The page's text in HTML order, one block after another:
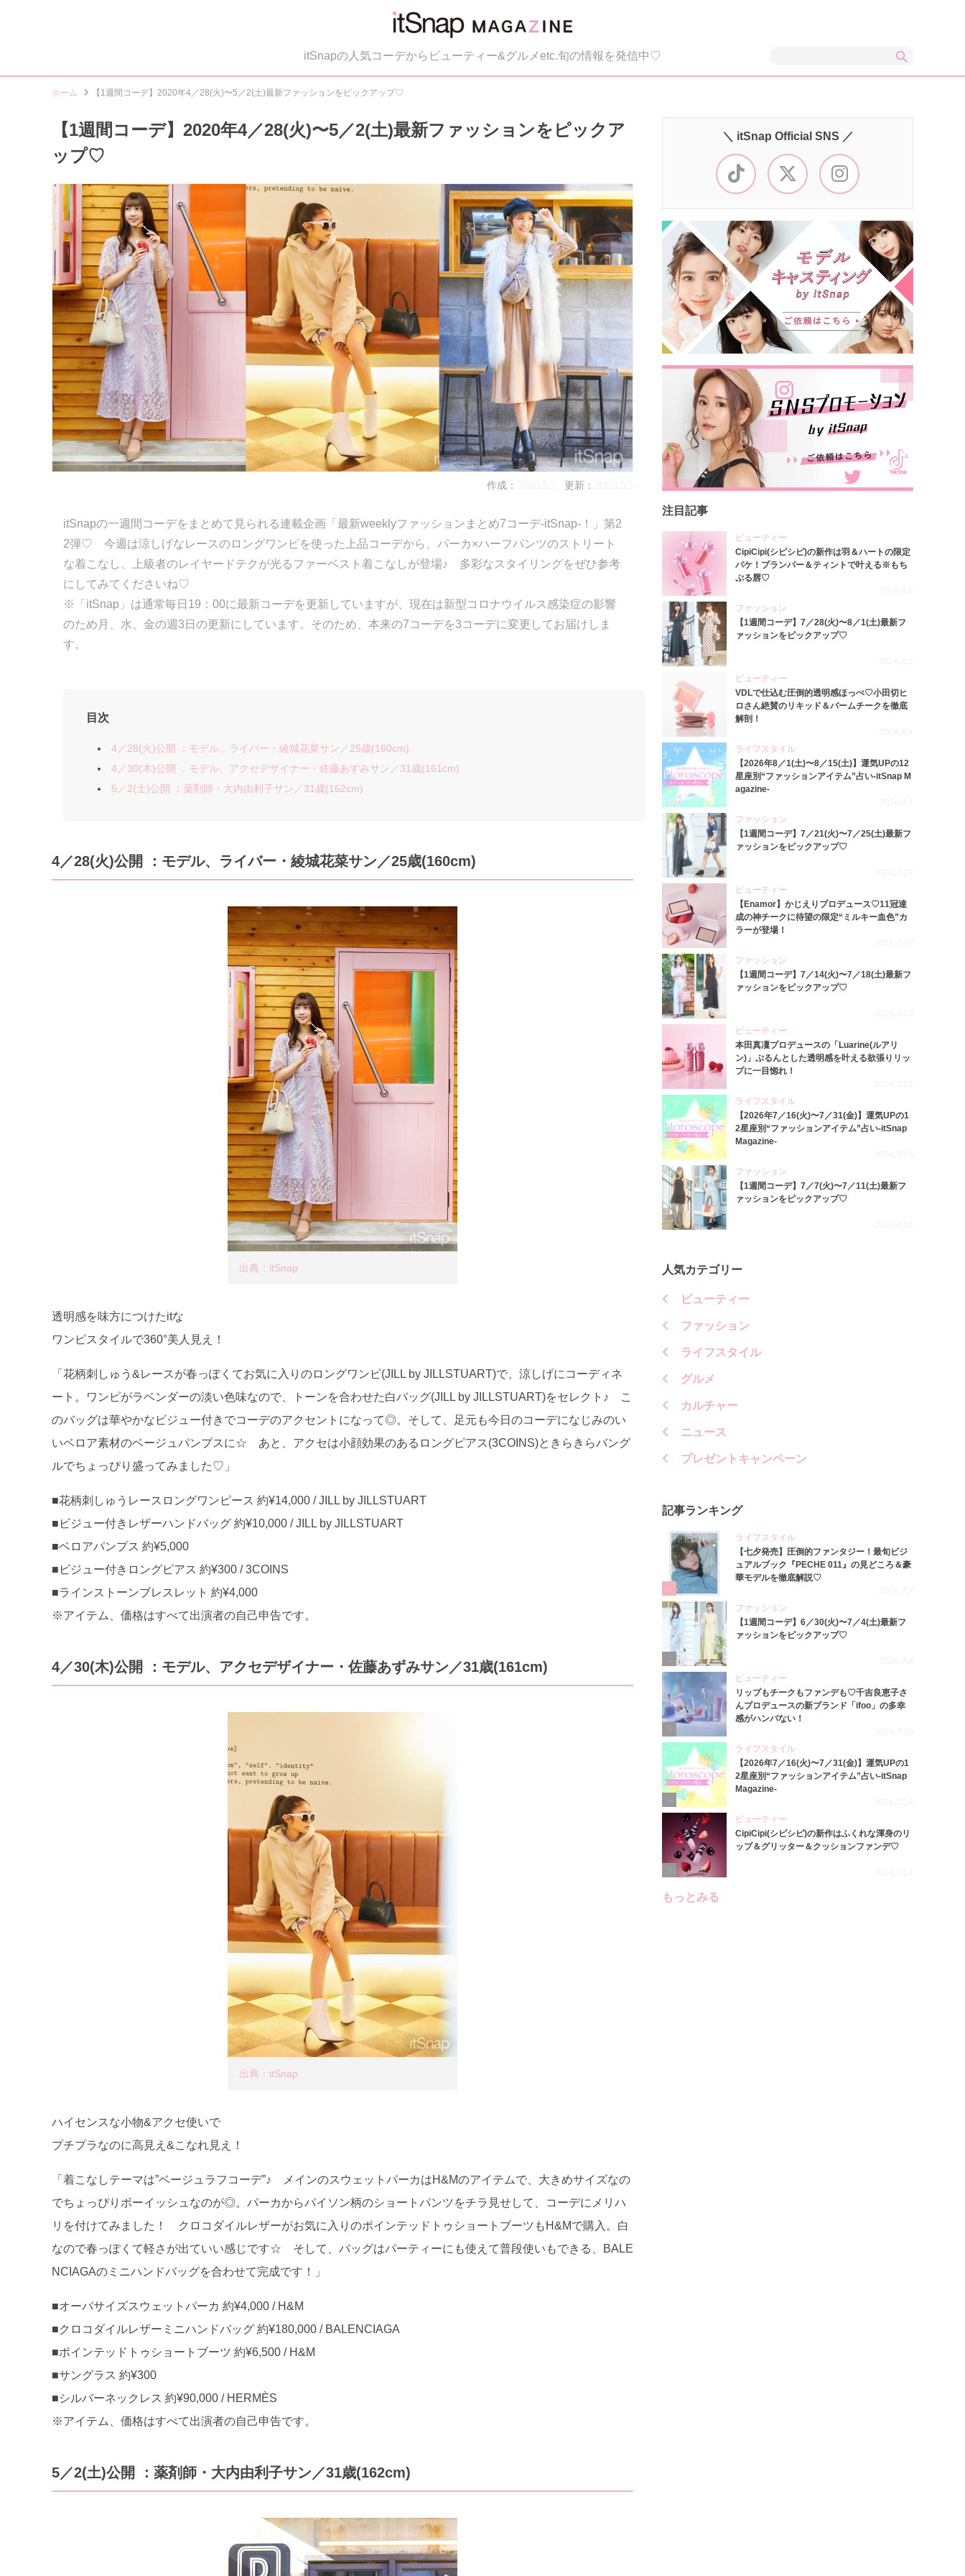
itSnapの人気コーデからビューティー&グルメetc.旬の情報を発信中♡
ホーム 【1週間コーデ】2020年4／28(火)〜5／2(土)最新ファッションをピックアップ♡
【1週間コーデ】2020年4／28(火)〜5／2(土)最新ファッションをピックア
ップ♡
作成：2020.5.5 更新：2020.5.5
itSnapの一週間コーデをまとめて見られる連載企画「最新weeklyファッションまとめ7コーデ-itSnap-！」第2
2弾♡ 今週は涼しげなレースのロングワンピを使った上品コーデから、パーカ×ハーフパンツのストリート
な着こなし、上級者のレイヤードテクが光るファーベスト着こなしが登場♪ 多彩なスタイリングをぜひ参考
にしてみてくださいね♡
※「itSnap」は通常毎日19：00に最新コーデを更新していますが、現在は新型コロナウイルス感染症の影響
のため月、水、金の週3日の更新にしています。そのため、本来の7コーデを3コーデに変更してお届けしま
す。
目次
4／28(火)公開 ：モデル、ライバー・綾城花菜サン／25歳(160cm)
4／30(木)公開 ：モデル、アクセデザイナー・佐藤あずみサン／31歳(161cm)
5／2(土)公開 ：薬剤師・大内由利子サン／31歳(162cm)
4／28(火)公開 ：モデル、ライバー・綾城花菜サン／25歳(160cm)
出典：itSnap
透明感を味方につけたitな
ワンピスタイルで360°美人見え！
「花柄刺しゅう&レースが春っぽくてお気に入りのロングワンピ(JILL by JILLSTUART)で、涼しげにコーディネ
ート。ワンピがラベンダーの淡い色味なので、トーンを合わせた白バッグ(JILL by JILLSTUART)をセレクト♪ こ
のバッグは華やかなビジュー付きでコーデのアクセントになって◎。そして、足元も今日のコーデになじみのい
いベロア素材のベージュパンプスに☆ あと、アクセは小顔効果のあるロングピアス(3COINS)ときらきらバング
ルでちょっぴり盛ってみました♡」
■花柄刺しゅうレースロングワンピース 約¥14,000 / JILL by JILLSTUART
■ビジュー付きレザーハンドバッグ 約¥10,000 / JILL by JILLSTUART
■ベロアパンプス 約¥5,000
■ビジュー付きロングピアス 約¥300 / 3COINS
■ラインストーンブレスレット 約¥4,000
※アイテム、価格はすべて出演者の自己申告です。
4／30(木)公開 ：モデル、アクセデザイナー・佐藤あずみサン／31歳(161cm)
出典：itSnap
ハイセンスな小物&アクセ使いで
プチプラなのに高見え&こなれ見え！
「着こなしテーマは”ベージュラフコーデ”♪ メインのスウェットパーカはH&Mのアイテムで、大きめサイズなの
でちょっぴりボーイッシュなのが◎。パーカからパイソン柄のショートパンツをチラ見せして、コーデにメリハ
リを付けてみました！ クロコダイルレザーがお気に入りのポインテッドトゥショートブーツもH&Mで購入。白
なので春っぽくて軽さが出ていい感じです☆ そして、バッグはパーティーにも使えて普段使いもできる、BALE
NCIAGAのミニハンドバッグを合わせて完成です！」
■オーバサイズスウェットパーカ 約¥4,000 / H&M
■クロコダイルレザーミニハンドバッグ 約¥180,000 / BALENCIAGA
■ポインテッドトゥショートブーツ 約¥6,500 / H&M
■サングラス 約¥300
■シルバーネックレス 約¥90,000 / HERMÈS
※アイテム、価格はすべて出演者の自己申告です。
5／2(土)公開 ：薬剤師・大内由利子サン／31歳(162cm)
＼ itSnap Official SNS ／
注目記事
ビューティー
CipiCipi(シピシピ)の新作は羽＆ハートの限定
パケ！プランパー＆ティントで叶える※もち
ぷる唇♡
2026.8.6
ファッション
【1週間コーデ】7／28(火)〜8／1(土)最新フ
ァッションをピックアップ♡
2026.8.5
ビューティー
VDLで仕込む圧倒的透明感ほっぺ♡小田切ヒ
ロさん絶賛のリキッド＆バームチークを徹底
解剖！
2026.8.4
ライフスタイル
【2026年8／1(土)〜8／15(土)】運気UPの12
星座別“ファッションアイテム”占い-itSnap M
agazine-
2026.8.1
ファッション
【1週間コーデ】7／21(火)〜7／25(土)最新フ
ァッションをピックアップ♡
2026.7.29
ビューティー
【Enamor】かじえりプロデュース♡11冠達
成の神チークに待望の限定“ミルキー血色”カ
ラーが登場！
2026.7.27
ファッション
【1週間コーデ】7／14(火)〜7／18(土)最新フ
ァッションをピックアップ♡
2026.7.23
ビューティー
本田真凜プロデュースの「Luarine(ルアリ
ン)」ぷるんとした透明感を叶える欲張りリッ
プに一目惚れ！
2026.7.22
ライフスタイル
【2026年7／16(火)〜7／31(金)】運気UPの1
2星座別“ファッションアイテム”占い-itSnap
Magazine-
2026.7.16
ファッション
【1週間コーデ】7／7(火)〜7／11(土)最新フ
ァッションをピックアップ♡
2026.7.15
人気カテゴリー
ビューティー
ファッション
ライフスタイル
グルメ
カルチャー
ニュース
プレゼントキャンペーン
記事ランキング
ライフスタイル
【七夕発売】圧倒的ファンタジー！最旬ビジ
ュアルブック『PECHE 011』の見どころ＆豪
華モデルを徹底解説♡
2026.7.7
ファッション
【1週間コーデ】6／30(火)〜7／4(土)最新フ
ァッションをピックアップ♡
2026.7.8
3
ビューティー
リップもチークもファンデも♡千吉良恵子さ
んプロデュースの新ブランド「ifoo」の多幸
感がハンパない！
2026.7.10
4
ライフスタイル
【2026年7／16(火)〜7／31(金)】運気UPの1
2星座別“ファッションアイテム”占い-itSnap
Magazine-
2026.7.16
ビューティー
CipiCipi(シピシピ)の新作はふくれな渾身のリ
ップ＆グリッター＆クッションファンデ♡
2026.7.14
もっとみる